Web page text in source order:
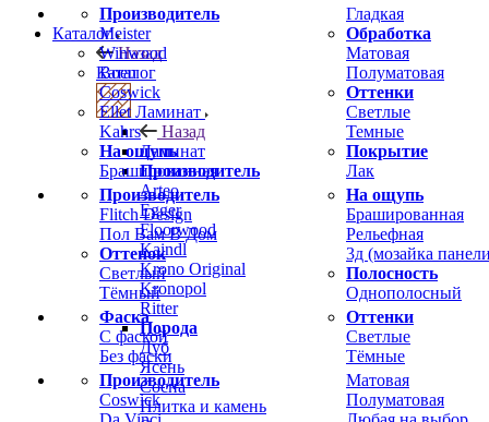
Производитель
Meister
Winwood
Boen
Coswick
Ellet
Kahrs
На ощупь
Брашированная
Гладкая
Обработка
Матовая
Полуматовая
Оттенки
Светлые
Темные
Покрытие
Лак
Производитель
Flitch Design
Пол Вам В Дом
Оттенок
Светлый
Тёмный
На ощупь
Брашированная
Рельефная
3д (мозайка
Полосность
Однополосный
Фаска
С фаской
Без фаски
Оттенки
Светлые
Тёмные
Производитель
Coswick
Матовая
Полуматовая
Каталог
Назад
Каталог
Ламинат
Назад
Ламинат
Производитель
Arteo
Egger
Floorwood
Kaindl
Krono Original
Kronopol
Ritter
Порода
Дуб
Ясень
Сосна
Плитка и камень